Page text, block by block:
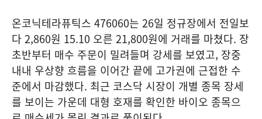
온코닉테라퓨틱스 476060는 26일 정규장에서 전일보
다 2,860원 15.10 오른 21,800원에 거래를 마쳤다. 장
초반부터 매수 주문이 밀려들며 강세를 보였고, 장중
내내 우상향 흐름을 이어간 끝에 고가권에 근접한 수
준에서 마감했다. 최근 코스닥 시장이 개별 종목 장세
를 보이는 가운데 대형 호재를 확인한 바이오 종목으